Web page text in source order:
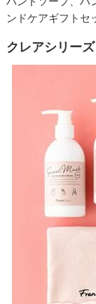
ンドケアギフトセ
クレアシリーズ